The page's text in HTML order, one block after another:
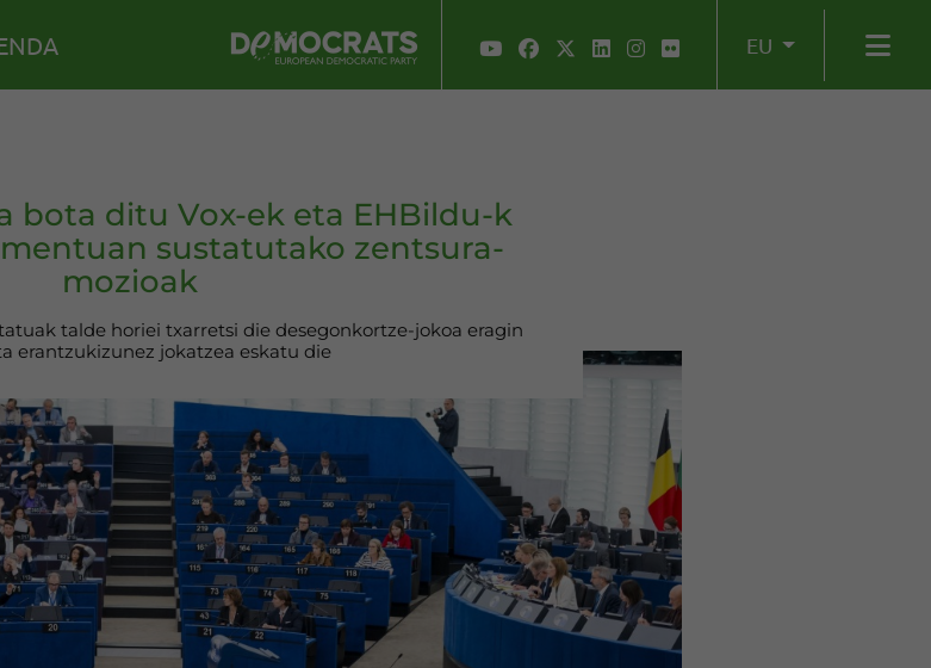
EU
bota ditu Vox-ek eta EHBildu-k
sustatutako zentsura-
mozioak
talde horiei txarretsi die desegonkortze-jokoa eragin
erantzukizunez jokatzea eskatu die